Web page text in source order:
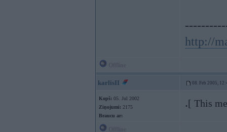
http://
karlisII 08. Feb 2005,
Kopš: 05. Jul 2002
Ziņojumi: 2175
Braucu ar:
.[ This